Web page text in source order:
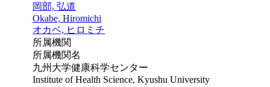
岡部, 弘道
Okabe, Hiromichi
オカベ, ヒロミチ
所属機関
所属機関名
九州大学健康科学センター
Institute of Health Science, Kyushu University